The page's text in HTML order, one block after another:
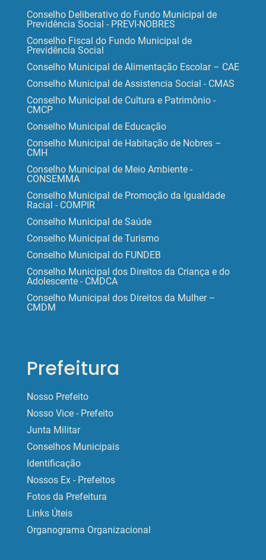
Conselho Deliberativo do Fundo Municipal de
Previdência Social - PREVI-NOBRES
Conselho Fiscal do Fundo Municipal de
Previdência Social
Conselho Municipal de Alimentação Escolar – CAE
Conselho Municipal de Assistencia Social - CMAS
Conselho Municipal de Cultura e Patrimônio -
CMCP
Conselho Municipal de Educação
Conselho Municipal de Habitação de Nobres –
CMH
Conselho Municipal de Meio Ambiente -
CONSEMMA
Conselho Municipal de Promoção da Igualdade
Racial - COMPIR
Conselho Municipal de Saúde
Conselho Municipal de Turismo
Conselho Municipal do FUNDEB
Conselho Municipal dos Direitos da Criança e do
Adolescente - CMDCA
Conselho Municipal dos Direitos da Mulher –
CMDM
Prefeitura
Nosso Prefeito
Nosso Vice - Prefeito
Junta Militar
Conselhos Municipais
Identificação
Nossos Ex - Prefeitos
Fotos da Prefeitura
Links Úteis
Organograma Organizacional